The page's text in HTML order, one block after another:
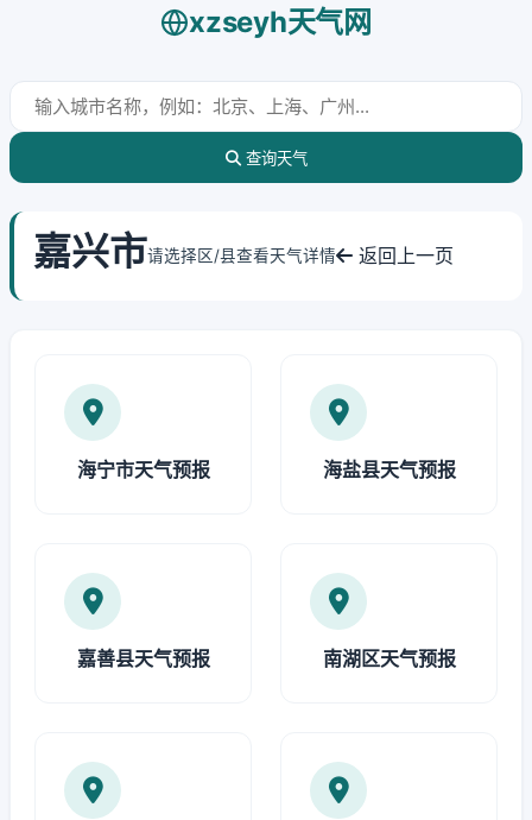
xzseyh天气网
查询天气
嘉兴市请选择区/县查看天气详情 返回上一页
海宁市天气预报 海盐县天气预报
嘉善县天气预报 南湖区天气预报